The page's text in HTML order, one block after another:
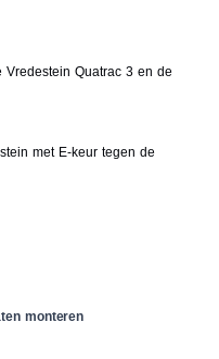
Quatrac 3 en de
met E-keur tegen de
monteren